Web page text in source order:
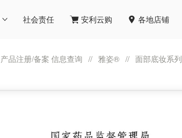
社会责任 安利云购 各地店铺
产品注册/备案 信息查询 // 雅姿® // 面部底妆系列